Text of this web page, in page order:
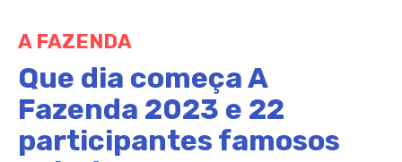
A FAZENDA
Que dia começa A
Fazenda 2023 e 22
participantes famosos